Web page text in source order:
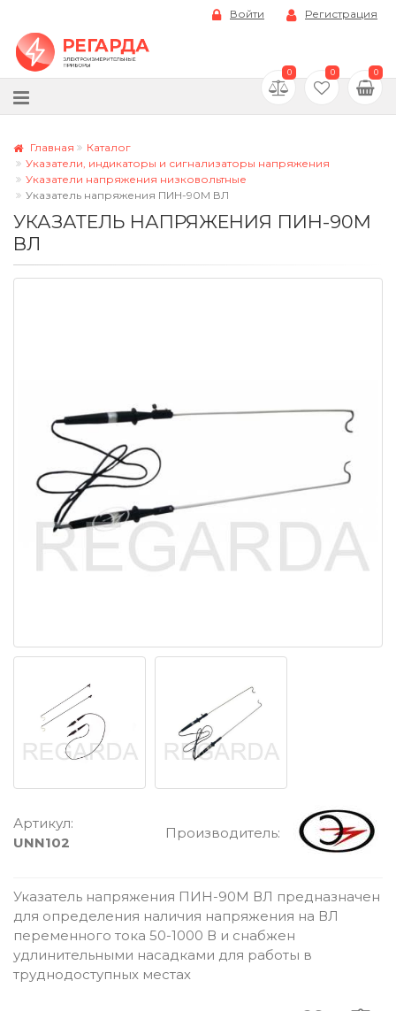
Войти Регистрация
0 0 0
Главная
Каталог
Указатели, индикаторы и сигнализаторы напряжения
Указатели напряжения низковольтные
Указатель напряжения ПИН-90М ВЛ
УКАЗАТЕЛЬ НАПРЯЖЕНИЯ ПИН-90М
ВЛ
Артикул:
UNN102
Производитель:
Указатель напряжения ПИН-90М ВЛ предназначен
для определения наличия напряжения на ВЛ
переменного тока 50-1000 В и снабжен
удлинительными насадками для работы в
труднодоступных местах